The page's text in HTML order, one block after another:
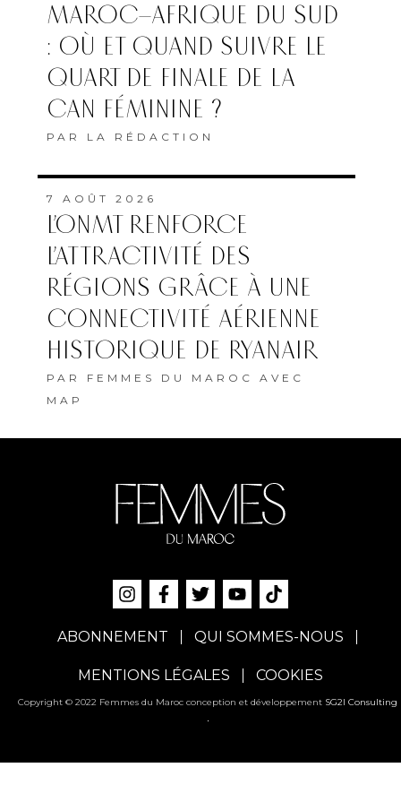
MAROC–AFRIQUE DU SUD
: OÙ ET QUAND SUIVRE LE
QUART DE FINALE DE LA
CAN FÉMININE ?
PAR LA RÉDACTION
7 AOÛT 2026
L’ONMT RENFORCE
L’ATTRACTIVITÉ DES
RÉGIONS GRÂCE À UNE
CONNECTIVITÉ AÉRIENNE
HISTORIQUE DE RYANAIR
PAR FEMMES DU MAROC AVEC
MAP
ABONNEMENT QUI SOMMES-NOUS
MENTIONS LÉGALES COOKIES
Copyright © 2022 Femmes du Maroc conception et développement SG2I Consulting